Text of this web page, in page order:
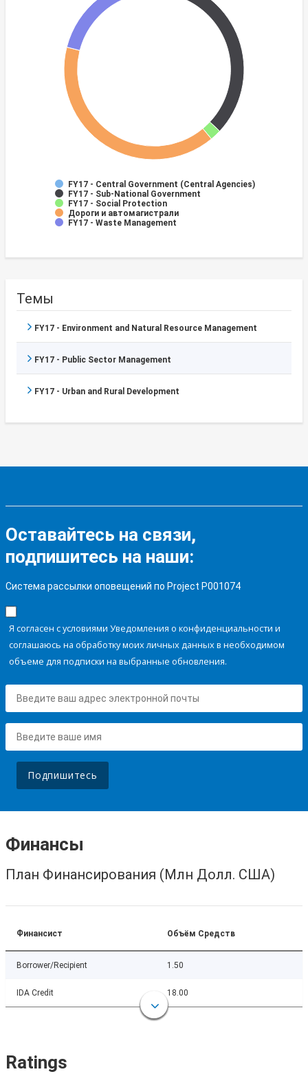
FY17 - Central Government (Central Agencies)
FY17 - Sub-National Government
FY17 - Social Protection
Дороги и автомагистрали
FY17 - Waste Management
Темы
FY17 - Environment and Natural Resource Management
FY17 - Public Sector Management
FY17 - Urban and Rural Development
Оставайтесь на связи,
подпишитесь на наши:
Система рассылки оповещений по Project P001074
Я согласен с условиями Уведомления о конфиденциальности и
соглашаюсь на обработку моих личных данных в необходимом
объеме для подписки на выбранные обновления.
Подпишитесь
Финансы
План Финансирования (Млн Долл. США)
Финансист Объём Средств
Borrower/Recipient 1.50
IDA Credit 18.00
Ratings